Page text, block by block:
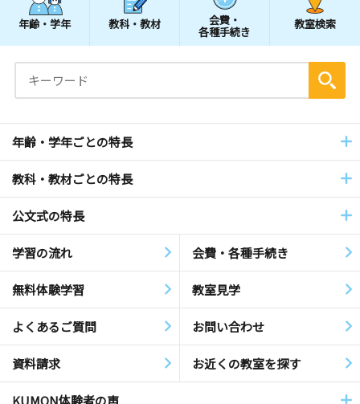
年齢・学年 教科・教材 会費・
各種手続き
教室検索
年齢・学年ごとの特長
教科・教材ごとの特長
公文式の特長
学習の流れ 会費・各種手続き
無料体験学習 教室見学
よくあるご質問 お問い合わせ
資料請求 お近くの教室を探す
KUMON体験者の声